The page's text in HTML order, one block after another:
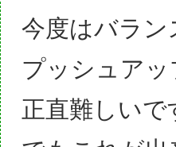
今度はバラ
プッシュアッ
正直難しいで